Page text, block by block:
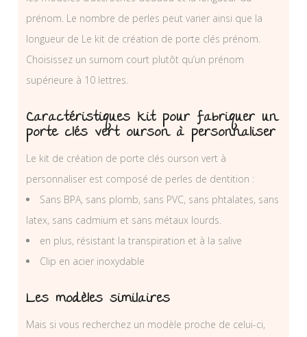
prénom. Le nombre de perles peut varier ainsi que la
longueur de Le kit de création de porte clés prénom.
Choisissez un surnom court plutôt qu’un prénom
supérieure à 10 lettres.
Caractéristiques kit pour fabriquer un
porte clés vert ourson à personnaliser
Le kit de création de porte clés ourson vert à
personnaliser est composé de perles de dentition :
Sans BPA, sans plomb, sans PVC, sans phtalates, sans
latex, sans cadmium et sans métaux lourds.
en plus, résistant la transpiration et à la salive
Clip en acier inoxydable
Les modèles similaires
Mais si vous recherchez un modèle proche de celui-ci,